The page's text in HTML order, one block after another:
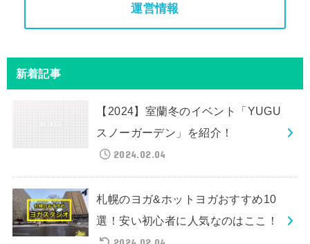
運営情報
新着記事
【2024】室蘭冬のイベント「YUGU
スノーガーデン」を紹介！
2024.02.04
札幌のヨガ&ホットヨガおすすめ10
選！安い初心者に人気なのはここ！